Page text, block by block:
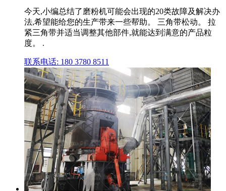
今天,小编总结了磨粉机可能会出现的20类故障及解决办
法,希望能给您的生产带来一些帮助。 三角带松动。 拉
紧三角带并适当调整其他部件,就能达到满意的产品粒
度。 .
联系电话: 180 3780 8511